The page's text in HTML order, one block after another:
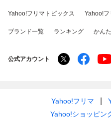
Yahoo!フリマトピックス Yahoo!
ブランド一覧 ランキング かん
公式アカウント
Yahoo!フリマ
Yahoo!ショッピン